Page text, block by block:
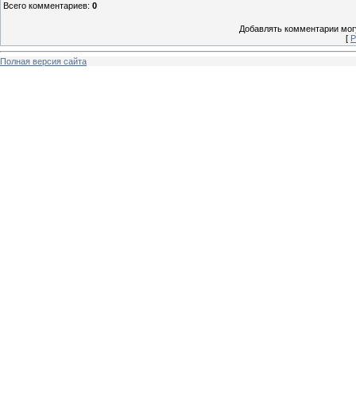
Всего комментариев: 0
Добавлять комментарии
[
Полная версия сайта